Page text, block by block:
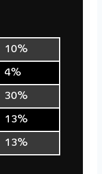
10%
4%
30%
13%
13%